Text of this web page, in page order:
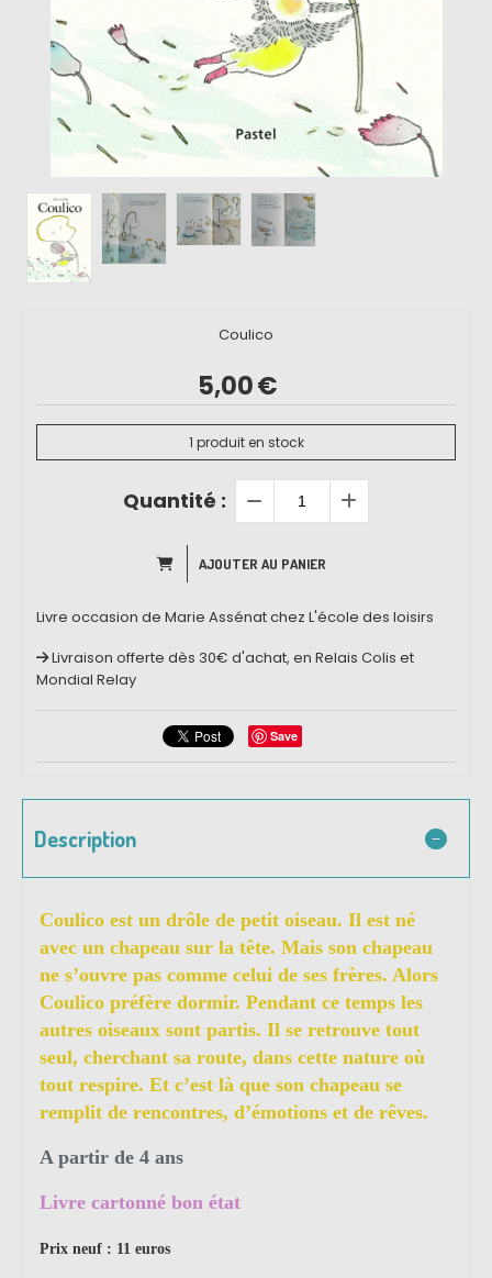
Coulico
5,00€
1 produit en stock
Quantité :
AJOUTER AU PANIER
Livre occasion de Marie Assénat chez L'école des loisirs
Livraison offerte dès 30€ d'achat, en Relais Colis et
Mondial Relay
Save
Description
Coulico est un drôle de petit oiseau. Il est né
avec un chapeau sur la tête. Mais son chapeau
ne s’ouvre pas comme celui de ses frères. Alors
Coulico préfère dormir. Pendant ce temps les
autres oiseaux sont partis. Il se retrouve tout
seul, cherchant sa route, dans cette nature où
tout respire. Et c’est là que son chapeau se
remplit de rencontres, d’émotions et de rêves.
A partir de 4 ans
Livre cartonné bon état
Prix neuf : 11 euros